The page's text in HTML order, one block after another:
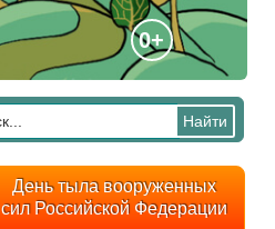
0+
День тыла вооруженных
сил Российской Федерации